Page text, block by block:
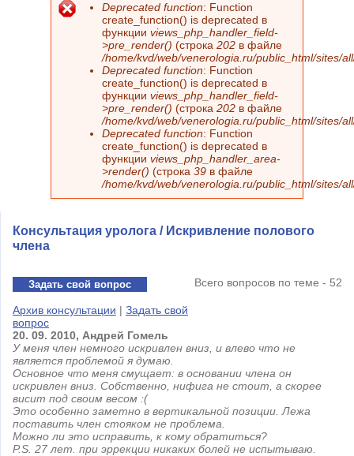
Сообщение об ошибке
Deprecated function: Function
create_function() is deprecated в
функции views_php_handler_field-
>pre_render() (строка 202 в файле
/home/kvd/web/venerologia.ru/public_html/sites/
Deprecated function: Function
create_function() is deprecated в
функции views_php_handler_field-
>pre_render() (строка 202 в файле
/home/kvd/web/venerologia.ru/public_html/sites/
Deprecated function: Function
create_function() is deprecated в
функции views_php_handler_area-
>render() (строка 39 в файле
/home/kvd/web/venerologia.ru/public_html/sites/
Консультация уролога / Искривление полового
члена
Задать свой вопрос Всего вопросов по теме - 52
Архив консультации | Задать свой
вопрос
20. 09. 2010, Андрей Гомель
У меня член немного искривлен вниз, и влево что не
является проблемой я думаю.
Основное что меня смущает: в основании члена он
искривлен вниз. Собственно, нифига не стоит, а скорее
висит под своим весом :(
Это особенно заметно в вертикальной позиции. Лежа
поставить член стояком не проблема.
Можно ли это исправить, к кому обратиться?
P.S. 27 лет. при эррекции никаких болей не испытываю.